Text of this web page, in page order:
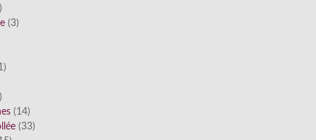
(3)
(14)
(33)